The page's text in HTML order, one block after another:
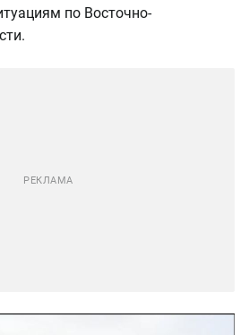
по Восточно-